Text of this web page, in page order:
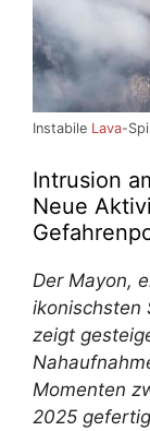
Instabile Lava-
Intrusion
Neue
Der Mayon,
ikonischsten
zeigt
Momenten
2025